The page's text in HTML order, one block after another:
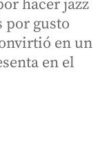
hacer jazz
por gusto
en un
en el